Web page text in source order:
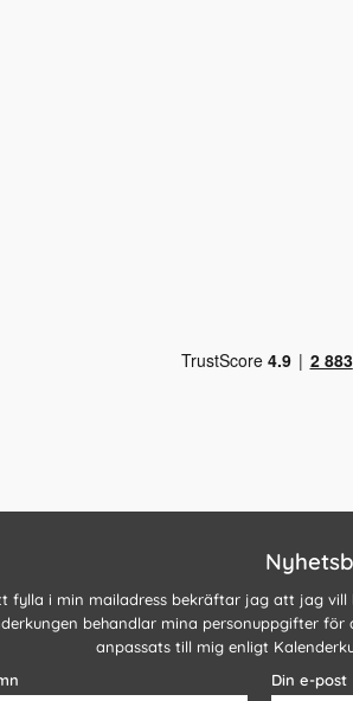
fylla i min mailadress bekräftar jag att jag vill
behandlar mina personuppgifter
anpassats till mig enligt
Din e-post